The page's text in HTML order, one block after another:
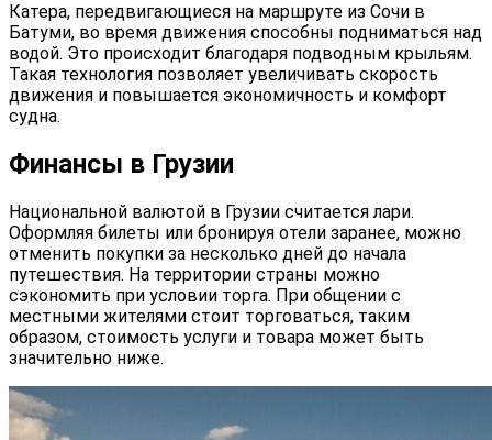
Катера, передвигающиеся на маршруте из Сочи в
Батуми, во время движения способны подниматься над
водой. Это происходит благодаря подводным крыльям.
Такая технология позволяет увеличивать скорость
движения и повышается экономичность и комфорт
судна.
Финансы в Грузии
Национальной валютой в Грузии считается лари.
Оформляя билеты или бронируя отели заранее, можно
отменить покупки за несколько дней до начала
путешествия. На территории страны можно
сэкономить при условии торга. При общении с
местными жителями стоит торговаться, таким
образом, стоимость услуги и товара может быть
значительно ниже.